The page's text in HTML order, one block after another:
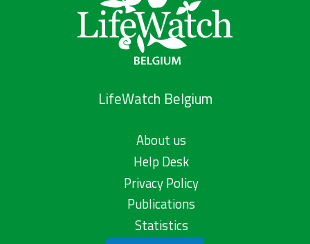
LifeWatch Belgium
About us
Help Desk
Privacy Policy
Publications
Statistics